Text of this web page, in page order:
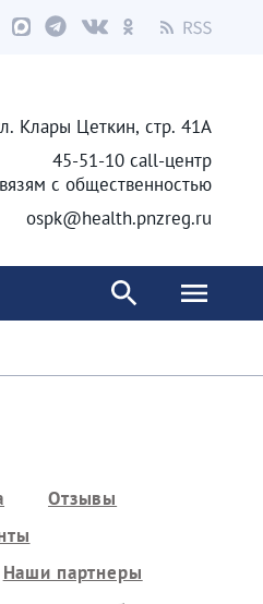
Клары Цеткин, стр. 41А
45-51-10 call-центр
с общественностью
ospk@health.pnzreg.ru
Отзывы
Наши партнеры